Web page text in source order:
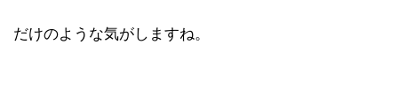
だけのような気がしますね。